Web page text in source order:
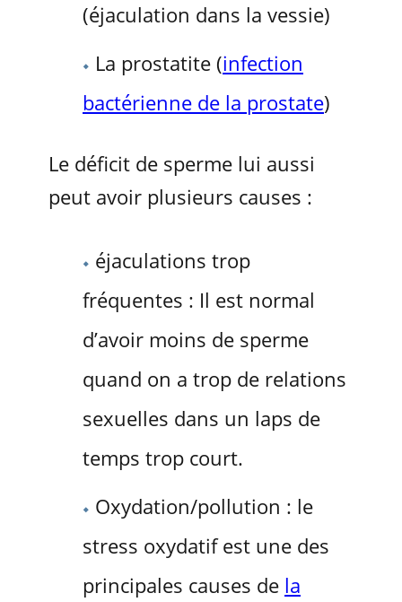
(éjaculation dans la vessie)
La prostatite (infection
bactérienne de la prostate)
Le déficit de sperme lui aussi
peut avoir plusieurs causes :
éjaculations trop
fréquentes : Il est normal
d’avoir moins de sperme
quand on a trop de relations
sexuelles dans un laps de
temps trop court.
Oxydation/pollution : le
stress oxydatif est une des
principales causes de la